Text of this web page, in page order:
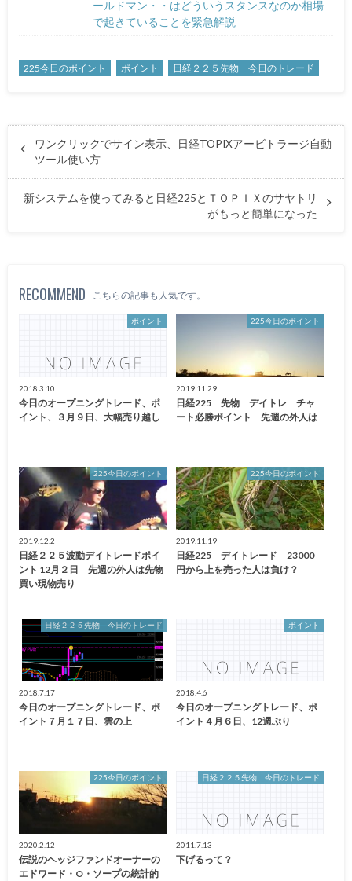
ールドマン・・はどういうスタンスなのか相場
で起きていることを緊急解説
225今日のポイント ポイント 日経２２５先物 今日のトレード
ワンクリックでサイン表示、日経TOPIXアービトラージ自動
ツール使い方
新システムを使ってみると日経225とＴＯＰＩＸのサヤトリ
がもっと簡単になった
RECOMMEND こちらの記事も人気です。
ポイント
2018.3.10
今日のオープニングトレード、ポ
イント、３月９日、大幅売り越し
225今日のポイント
2019.11.29
日経225 先物 デイトレ チャ
ート必勝ポイント 先週の外人は
225今日のポイント
2019.12.2
日経２２５波動デイトレードポイ
ント 12月２日 先週の外人は先物
買い現物売り
225今日のポイント
2019.11.19
日経225 デイトレード 23000
円から上を売った人は負け？
日経２２５先物 今日のトレード
2018.7.17
今日のオープニングトレード、ポ
イント７月１７日、雲の上
ポイント
2018.4.6
今日のオープニングトレード、ポ
イント４月６日、12週ぶり
225今日のポイント
2020.2.12
伝説のヘッジファンドオーナーの
エドワード・O・ソープの統計的
日経２２５先物 今日のトレード
2011.7.13
下げるって？